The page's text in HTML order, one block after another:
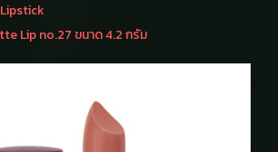
Lip no.27 ขนาด 4.2 กรัม